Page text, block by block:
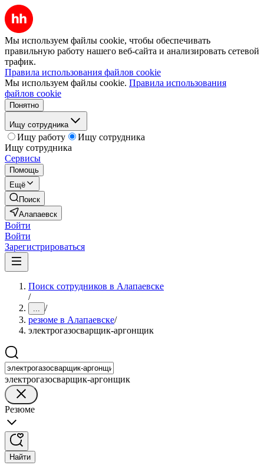
Мы используем файлы cookie, чтобы обеспечивать
правильную работу нашего веб-сайта и анализировать сетевой
трафик.
Правила использования файлов cookie
Мы используем файлы cookie. Правила использования
файлов cookie
Понятно
Ищу сотрудника
Ищу работу
Ищу сотрудника
Ищу сотрудника
Сервисы
Помощь
Ещё
Поиск
Алапаевск
Войти
Войти
Зарегистрироваться
Поиск сотрудников в Алапаевске
/
... /
резюме в Алапаевске/
электрогазосварщик-аргонщик
электрогазосварщик-аргонщик
Резюме
Найти